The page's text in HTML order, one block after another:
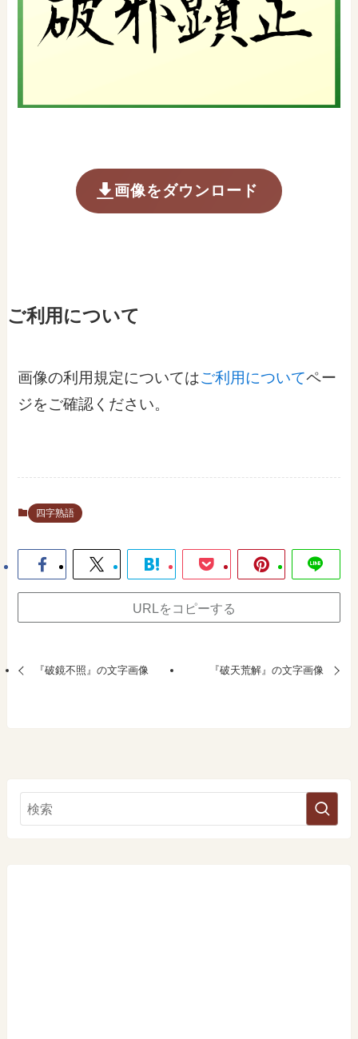
画像をダウンロード
ご利用について
画像の利用規定についてはご利用についてペー
ジをご確認ください。
四字熟語
URLをコピーする
『破鏡不照』の文字画像 『破天荒解』の文字画像